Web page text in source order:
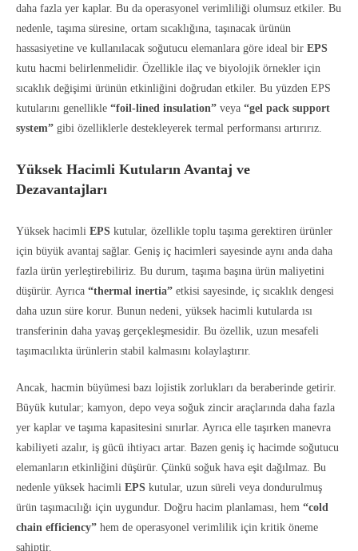
daha fazla yer kaplar. Bu da operasyonel verimliliği olumsuz etkiler. Bu
nedenle, taşıma süresine, ortam sıcaklığına, taşınacak ürünün
hassasiyetine ve kullanılacak soğutucu elemanlara göre ideal bir EPS
kutu hacmi belirlenmelidir. Özellikle ilaç ve biyolojik örnekler için
sıcaklık değişimi ürünün etkinliğini doğrudan etkiler. Bu yüzden EPS
kutularını genellikle “foil-lined insulation” veya “gel pack support
system” gibi özelliklerle destekleyerek termal performansı artırırız.
Yüksek Hacimli Kutuların Avantaj ve
Dezavantajları
Yüksek hacimli EPS kutular, özellikle toplu taşıma gerektiren ürünler
için büyük avantaj sağlar. Geniş iç hacimleri sayesinde aynı anda daha
fazla ürün yerleştirebiliriz. Bu durum, taşıma başına ürün maliyetini
düşürür. Ayrıca “thermal inertia” etkisi sayesinde, iç sıcaklık dengesi
daha uzun süre korur. Bunun nedeni, yüksek hacimli kutularda ısı
transferinin daha yavaş gerçekleşmesidir. Bu özellik, uzun mesafeli
taşımacılıkta ürünlerin stabil kalmasını kolaylaştırır.
Ancak, hacmin büyümesi bazı lojistik zorlukları da beraberinde getirir.
Büyük kutular; kamyon, depo veya soğuk zincir araçlarında daha fazla
yer kaplar ve taşıma kapasitesini sınırlar. Ayrıca elle taşırken manevra
kabiliyeti azalır, iş gücü ihtiyacı artar. Bazen geniş iç hacimde soğutucu
elemanların etkinliğini düşürür. Çünkü soğuk hava eşit dağılmaz. Bu
nedenle yüksek hacimli EPS kutular, uzun süreli veya dondurulmuş
ürün taşımacılığı için uygundur. Doğru hacim planlaması, hem “cold
chain efficiency” hem de operasyonel verimlilik için kritik öneme
sahiptir.